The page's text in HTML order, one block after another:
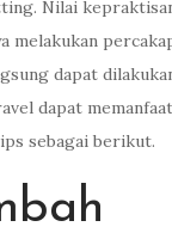
Nilai
melakukan
dapat
dapat
sebagai berikut.